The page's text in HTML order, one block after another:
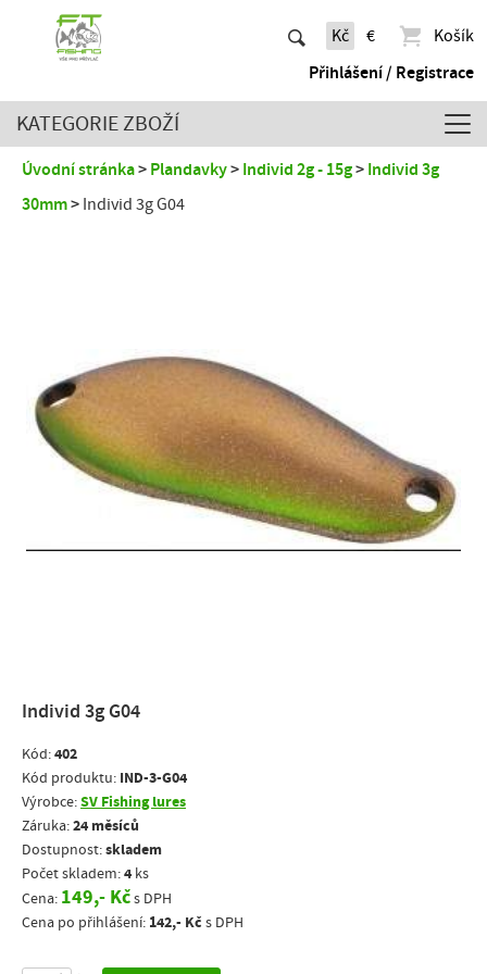
Kč €
Košík
Přihlášení / Registrace
KATEGORIE ZBOŽÍ
Úvodní stránka Plandavky Individ 2g - 15g
Individ 3g
30mm
Individ 3g G04
Individ 3g G04
Kód:402
Kód produktu: IND-3-G04
Výrobce:SV Fishing lures
Záruka:24 měsíců
Dostupnost:skladem
Počet skladem:4 ks
Cena: 149,- Kčs DPH
Cena po přihlášení: 142,- Kč s DPH